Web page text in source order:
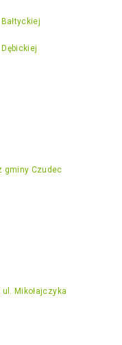
gminy Czudec
ul. Mikołajczyka